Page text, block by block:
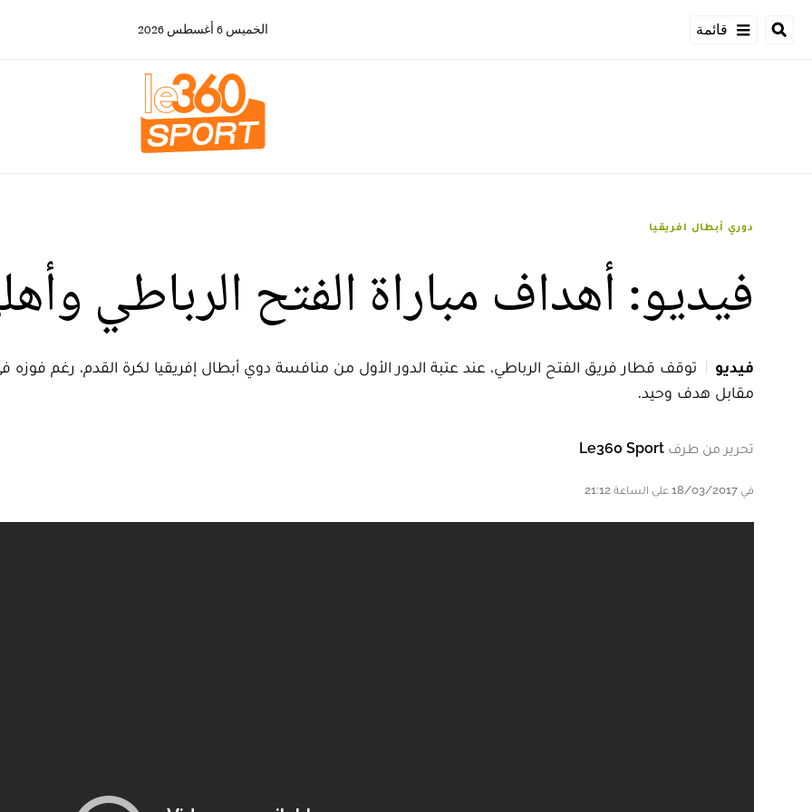
قائمة الخميس 6 أغسطس 2026
دوري أبطال افريقيا
فيديو: أهداف مباراة الفتح الرباطي
فيديو
توقف قطار فريق الفتح الرباطي، عند عتبة الدور الأول من منافسة دوي أبطال إفريقيا لكرة القدم، رغم فوزه
مقابل هدف وحيد.
تحرير من طرف Le360 Sport
في 18/03/2017 على الساعة 21:12